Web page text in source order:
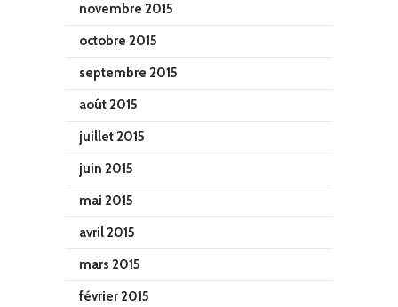
novembre 2015
octobre 2015
septembre 2015
août 2015
juillet 2015
juin 2015
mai 2015
avril 2015
mars 2015
février 2015